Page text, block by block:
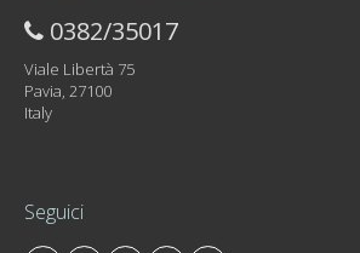
0382/35017
Viale Libertà 75
Pavia, 27100
Italy
Seguici